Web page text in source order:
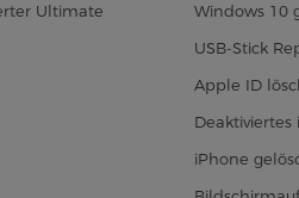
Ultimate
Windows 10
USB-Stick
Apple ID
iPhone